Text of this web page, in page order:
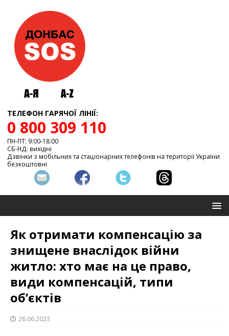
ТЕЛЕФОН ГАРЯЧОЇ ЛІНІЇ:
0 800 309 110
ПН-ПТ: 9:00-18:00
СБ-НД: вихідні
Дзвінки з мобільних та стаціонарних телефонів на території України
безкоштовні
Як отримати компенсацію за
знищене внаслідок війни
житло: хто має на це право,
види компенсацій, типи
об’єктів
26.06.2023